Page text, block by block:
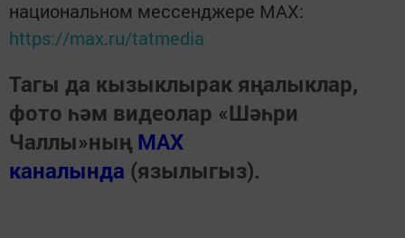
национальном мессенджере MАХ:
https://max.ru/tatmedia
Тагы да кызыклырак яңалыклар,
фото һәм видеолар «Шәһри
Чаллы»ның MAX
каналында (язылыгыз).